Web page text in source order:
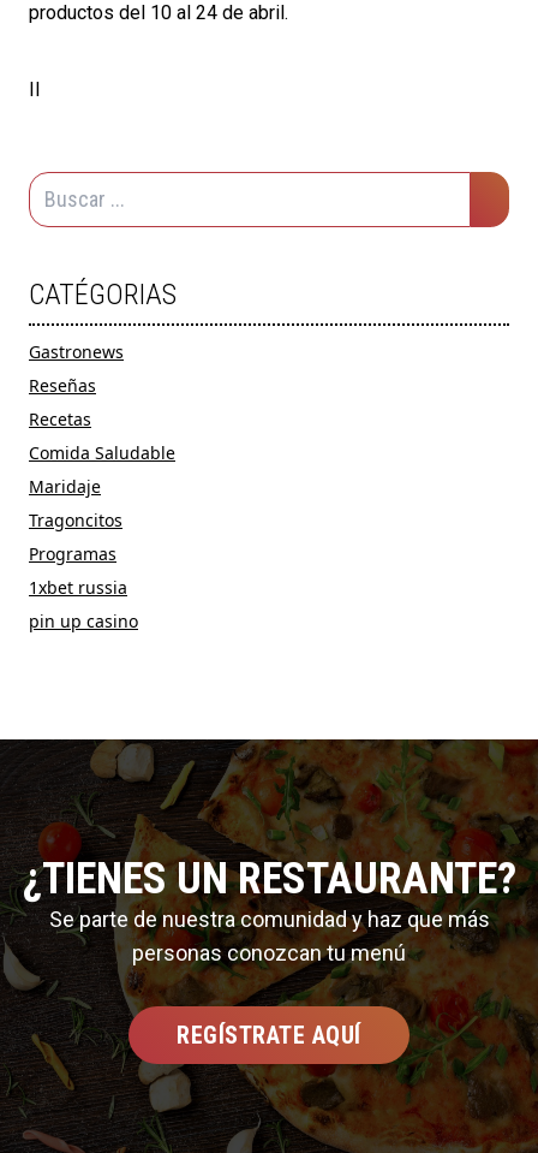
productos del 10 al 24 de abril.
CATÉGORIAS
Gastronews
Reseñas
Recetas
Comida Saludable
Maridaje
Tragoncitos
Programas
1xbet russia
pin up casino
¿TIENES UN RESTAURANTE?
Se parte de nuestra comunidad y haz que más
personas conozcan tu menú
REGÍSTRATE AQUÍ